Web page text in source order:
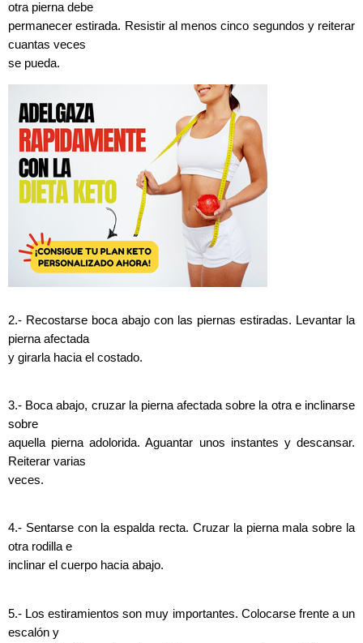
otra pierna debe
permanecer estirada. Resistir al menos cinco segundos y reiterar
cuantas veces
se pueda.
2.- Recostarse boca abajo con las piernas estiradas. Levantar la
pierna afectada
y girarla hacia el costado.
3.- Boca abajo, cruzar la pierna afectada sobre la otra e inclinarse
sobre
aquella pierna adolorida. Aguantar unos instantes y descansar.
Reiterar varias
veces.
4.- Sentarse con la espalda recta. Cruzar la pierna mala sobre la
otra rodilla e
inclinar el cuerpo hacia abajo.
5.- Los estiramientos son muy importantes. Colocarse frente a un
escalón y